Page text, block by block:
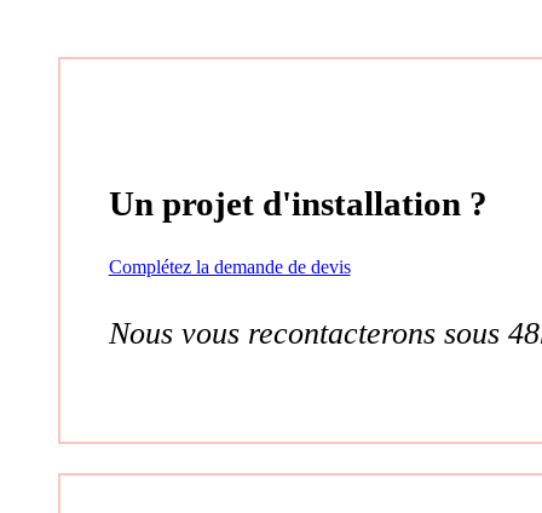
Un projet d'installation ?
Complétez la demande de devis
Nous vous recontacterons sous